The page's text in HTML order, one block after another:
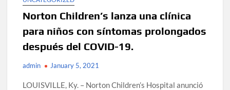
Norton Children’s lanza una clínica
para niños con síntomas prolongados
después del COVID-19.
admin January 5, 2021
LOUISVILLE, Ky. – Norton Children’s Hospital anunció